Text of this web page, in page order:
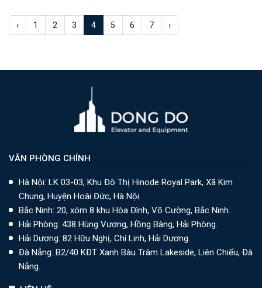
‹ 1 2 3 4 5 6 7 ›
VĂN PHÒNG CHÍNH
Hà Nội: LK 03-03, Khu Đô Thị Hinode Royal Park, Xã Kim
Chung, Huyện Hoài Đức, Hà Nội.
Bắc Ninh: 20, xóm 8 khu Hòa Đình, Võ Cường, Bắc Ninh.
Hải Phòng: 438 Hùng Vương, Hồng Bàng, Hải Phòng.
Hải Dương: 82 Hữu Nghị, Chí Linh, Hải Dương.
Đà Nẵng: B2/40 KĐT Xanh Bàu Tràm Lakeside, Liên Chiểu, Đà
Nẵng.